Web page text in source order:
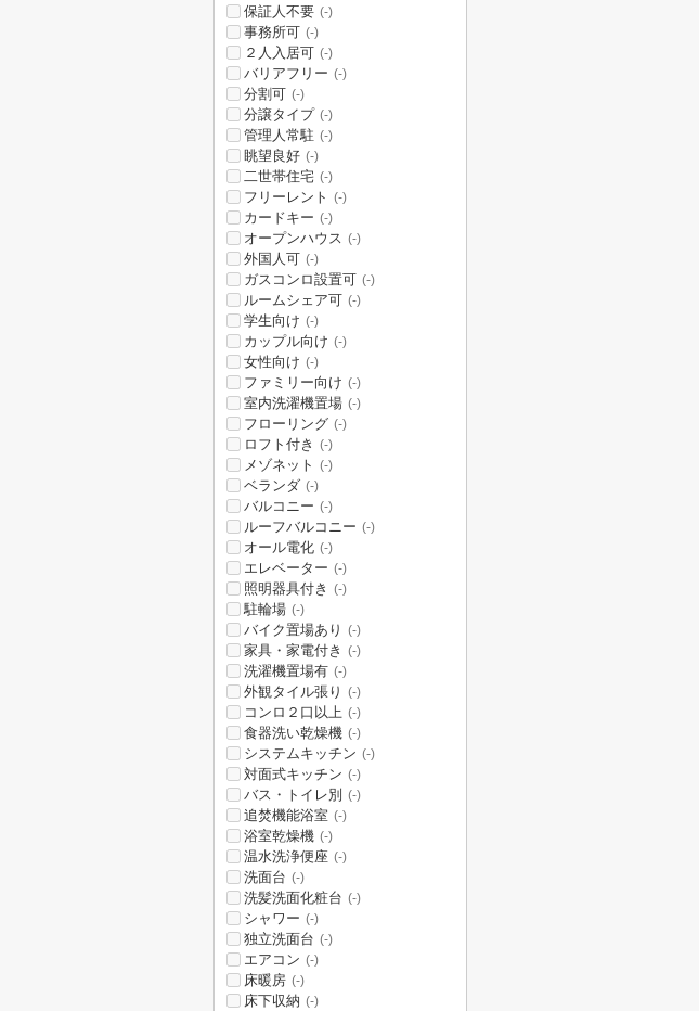
保証人不要 (-)
事務所可 (-)
２人入居可 (-)
バリアフリー (-)
分割可 (-)
分譲タイプ (-)
管理人常駐 (-)
眺望良好 (-)
二世帯住宅 (-)
フリーレント (-)
カードキー (-)
オープンハウス (-)
外国人可 (-)
ガスコンロ設置可 (-)
ルームシェア可 (-)
学生向け (-)
カップル向け (-)
女性向け (-)
ファミリー向け (-)
室内洗濯機置場 (-)
フローリング (-)
ロフト付き (-)
メゾネット (-)
ベランダ (-)
バルコニー (-)
ルーフバルコニー (-)
オール電化 (-)
エレベーター (-)
照明器具付き (-)
駐輪場 (-)
バイク置場あり (-)
家具・家電付き (-)
洗濯機置場有 (-)
外観タイル張り (-)
コンロ２口以上 (-)
食器洗い乾燥機 (-)
システムキッチン (-)
対面式キッチン (-)
バス・トイレ別 (-)
追焚機能浴室 (-)
浴室乾燥機 (-)
温水洗浄便座 (-)
洗面台 (-)
洗髪洗面化粧台 (-)
シャワー (-)
独立洗面台 (-)
エアコン (-)
床暖房 (-)
床下収納 (-)